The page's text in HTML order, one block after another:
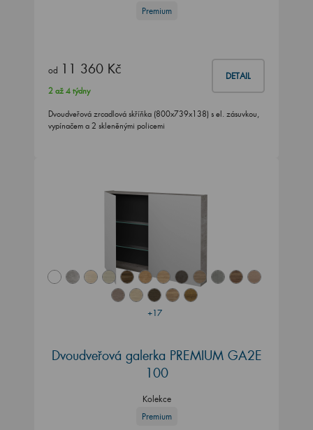
Premium
od 11 360 Kč DETAIL
2 až 4 týdny
Dvoudveřová zrcadlová skříňka (800x739x138) s el. zásuvkou,
vypínačem a 2 skleněnými policemi
+17
Dvoudveřová galerka PREMIUM GA2E
100
Kolekce
Premium